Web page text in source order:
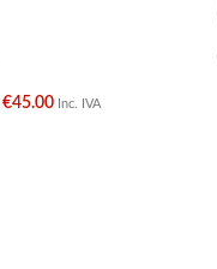
€45.00 Inc. IVA